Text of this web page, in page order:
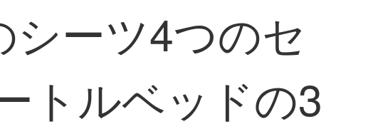
ーツ4つのセ
トルベッドの3